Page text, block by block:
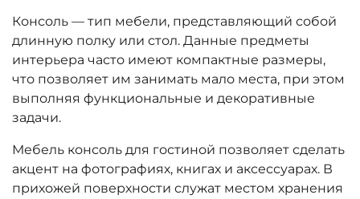
Консоль — тип мебели, представляющий собой
длинную полку или стол. Данные предметы
интерьера часто имеют компактные размеры,
что позволяет им занимать мало места, при этом
выполняя функциональные и декоративные
задачи.
Мебель консоль для гостиной позволяет сделать
акцент на фотографиях, книгах и аксессуарах. В
прихожей поверхности служат местом хранения